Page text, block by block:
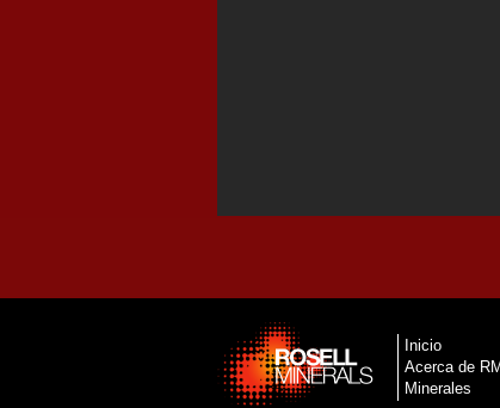
Inicio
Acerca de RM
Minerales